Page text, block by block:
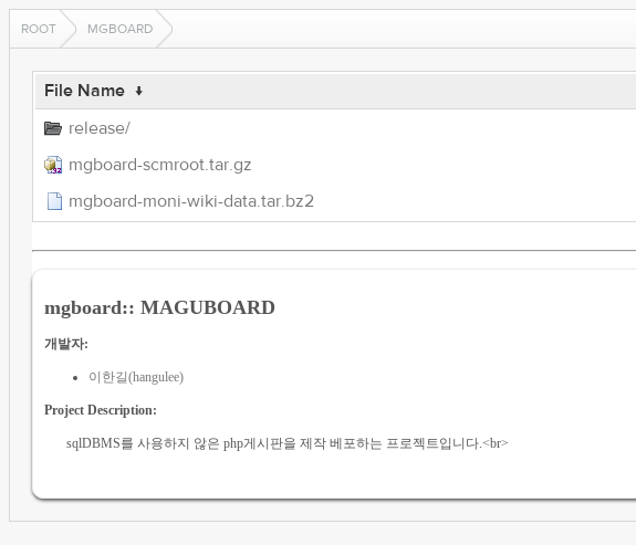
ROOT MGBOARD
File Name ↓
release/
mgboard-scmroot.tar.gz
mgboard-moni-wiki-data.tar.bz2
mgboard:: MAGUBOARD
개발자:
이한길(hangulee)
Project Description:
sqlDBMS를 사용하지 않은 php게시판을 제작 베포하는 프로젝트입니다.<br>